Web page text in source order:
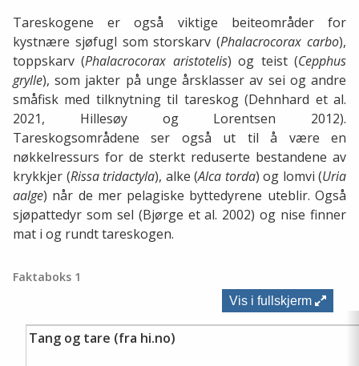
Tareskogene er også viktige beiteområder for
kystnære sjøfugl som storskarv (Phalacrocorax carbo),
toppskarv (Phalacrocorax aristotelis) og teist (Cepphus
grylle), som jakter på unge årsklasser av sei og andre
småfisk med tilknytning til tareskog (Dehnhard et al.
2021, Hillesøy og Lorentsen 2012).
Tareskogsområdene ser også ut til å være en
nøkkelressurs for de sterkt reduserte bestandene av
krykkjer (Rissa tridactyla), alke (Alca torda) og lomvi (Uria
aalge) når de mer pelagiske byttedyrene uteblir. Også
sjøpattedyr som sel (Bjørge et al. 2002) og nise finner
mat i og rundt tareskogen.
Faktaboks 1
Vis i fullskjerm
Tang og tare (fra hi.no)